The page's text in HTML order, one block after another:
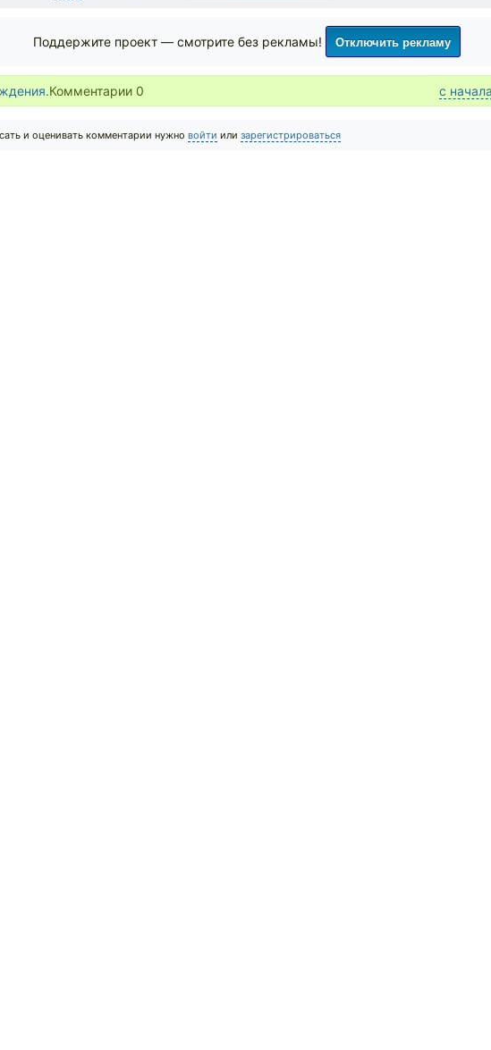
Поддержите проект — смотрите без рекламы! Отключить рекламу
Комментарии 0 с начала
и оценивать комментарии нужно войти или зарегистрироваться